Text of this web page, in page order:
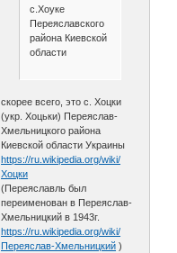
с.Хоуке
Переяславского
района Киевской
области
скорее всего, это с. Хоцки
(укр. Хоцьки) Переяслав-
Хмельницкого района
Киевской области Украины
https://ru.wikipedia.org/wiki/
Хоцки
(Переяславль был
переименован в Переяслав-
Хмельницкий в 1943г.
https://ru.wikipedia.org/wiki/
Переяслав-Хмельницкий )